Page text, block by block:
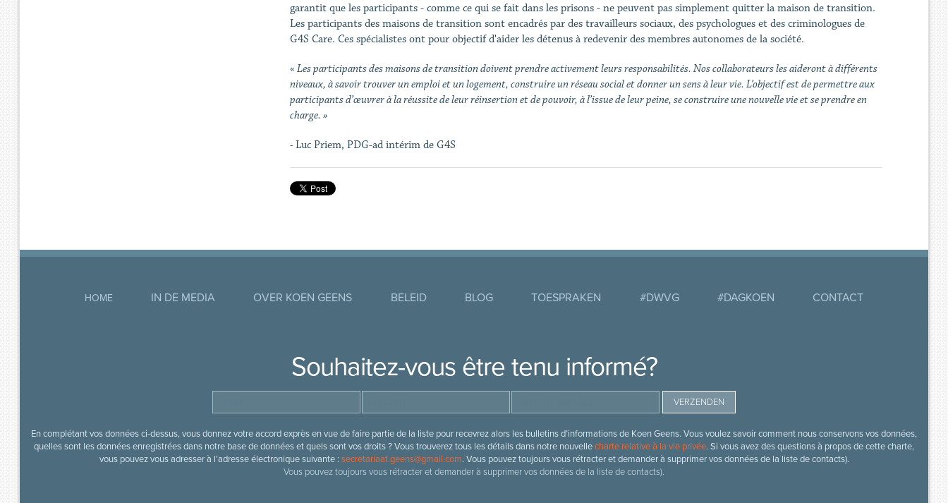
garantit que les participants - comme ce qui se fait dans les prisons - ne peuvent pas simplement quitter la maison de transition.
Les participants des maisons de transition sont encadrés par des travailleurs sociaux, des psychologues et des criminologues de
G4S Care. Ces spécialistes ont pour objectif d'aider les détenus à redevenir des membres autonomes de la société.
« Les participants des maisons de transition doivent prendre activement leurs responsabilités. Nos collaborateurs les aideront à différents
niveaux, à savoir trouver un emploi et un logement, construire un réseau social et donner un sens à leur vie. L’objectif est de permettre aux
participants d’œuvrer à la réussite de leur réinsertion et de pouvoir, à l’issue de leur peine, se construire une nouvelle vie et se prendre en
charge. »
-Luc Priem, PDG-ad intérim de G4S
HOME IN DE MEDIA OVER KOEN GEENS BELEID BLOG TOESPRAKEN #DWVG #DAGKOEN CONTACT
Souhaitez-vous être tenu informé?
En complétant vos données ci-dessus, vous donnez votre accord exprès en vue de faire partie de la liste pour recevrez alors les bulletins d’informations de Koen Geens. Vous voulez savoir comment nous conservons vos données,
quelles sont les données enregistrées dans notre base de données et quels sont vos droits ? Vous trouverez tous les détails dans notre nouvellecharte relative à la vie privée. Si vous avez des questions à propos de cette charte,
vous pouvez vous adresser à l’adresse électronique suivante : secretariaat.geens@gmail.com. Vous pouvez toujours vous rétracter et demander à supprimer vos données de la liste de contacts).
Vous pouvez toujours vous rétracter et demander à supprimer vos données de la liste de contacts).